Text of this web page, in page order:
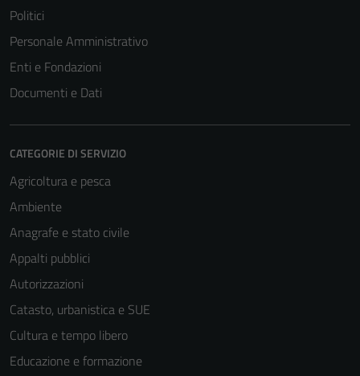
Politici
Personale Amministrativo
Enti e Fondazioni
Documenti e Dati
CATEGORIE DI SERVIZIO
Agricoltura e pesca
Ambiente
Anagrafe e stato civile
Appalti pubblici
Autorizzazioni
Catasto, urbanistica e SUE
Cultura e tempo libero
Educazione e formazione